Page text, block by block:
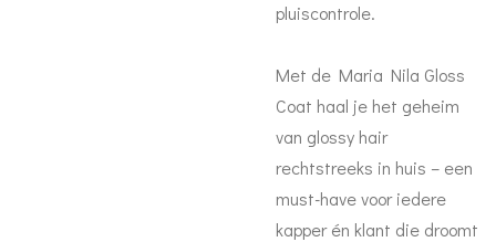
pluiscontrole.
Met de Maria Nila Gloss
Coat haal je het geheim
van glossy hair
rechtstreeks in huis – een
must-have voor iedere
kapper én klant die droomt